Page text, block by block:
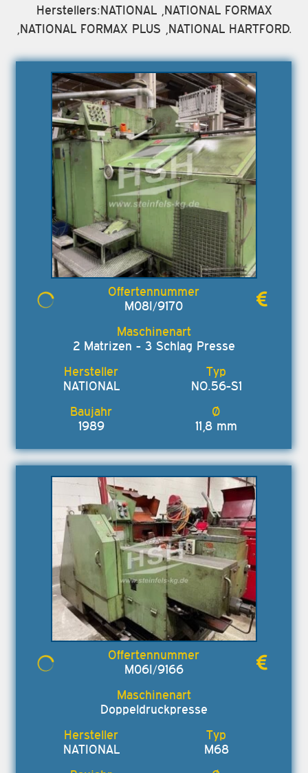
Herstellers:NATIONAL ,NATIONAL FORMAX
,NATIONAL FORMAX PLUS ,NATIONAL HARTFORD.
M08I/9170
2 Matrizen - 3 Schlag Presse
NATIONAL NO.56-S1
1989 11,8 mm
M06I/9166
Doppeldruckpresse
NATIONAL M68